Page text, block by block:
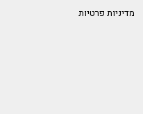
מדיניות פרטיות